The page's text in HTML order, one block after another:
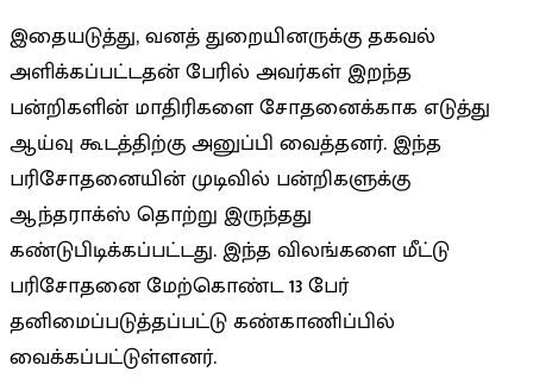
இதையடுத்து, வனத் துறையினருக்கு தகவல்
அளிக்கப்பட்டதன் பேரில் அவர்கள் இறந்த
பன்றிகளின் மாதிரிகளை சோதனைக்காக எடுத்து
ஆய்வு கூடத்திற்கு அனுப்பி வைத்தனர். இந்த
பரிசோதனையின் முடிவில் பன்றிகளுக்கு
ஆந்தராக்ஸ் தொற்று இருந்தது
கண்டுபிடிக்கப்பட்டது. இந்த விலங்களை மீட்டு
பரிசோதனை மேற்கொண்ட 13 பேர்
தனிமைப்படுத்தப்பட்டு கண்காணிப்பில்
வைக்கப்பட்டுள்ளனர்.